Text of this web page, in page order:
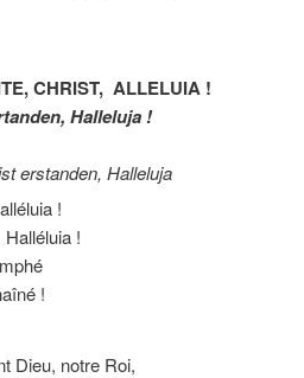
CHRIST, ALLELUIA !
Halleluja !
erstanden, Halleluja
!
!
!
Dieu, notre Roi,